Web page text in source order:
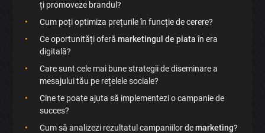
ți promoveze brandul?
Cum poți optimiza prețurile în funcție de cerere?
Ce oportunități oferămarketingul de piata în era
digitală?
Care sunt cele mai bune strategii de diseminare a
mesajului tău pe rețelele sociale?
Cine te poate ajuta să implementezi o campanie de
succes?
Cum să analizezi rezultatul campaniilor demarketing?
Discută aplicația